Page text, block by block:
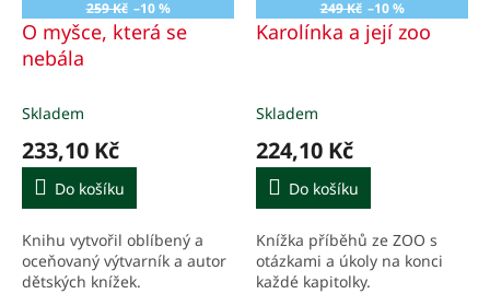
259 Kč –10 %
O myšce, která se
nebála
Skladem
233,10 Kč
Do košíku
Knihu vytvořil oblíbený a
oceňovaný výtvarník a autor
dětských knížek.
249 Kč –10 %
Karolínka a její zoo
Skladem
224,10 Kč
Do košíku
Knížka příběhů ze ZOO s
otázkami a úkoly na konci
každé kapitolky.